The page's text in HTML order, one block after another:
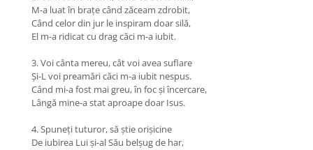
M-a luat în braţe când zăceam zdrobit,
Când celor din jur le inspiram doar silă,
El m-a ridicat cu drag căci m-a iubit.
3. Voi cânta mereu, cât voi avea suflare
Şi-L voi preamări căci m-a iubit nespus.
Când mi-a fost mai greu, în foc şi încercare,
Lângă mine-a stat aproape doar Isus.
4. Spuneţi tuturor, să ştie orişicine
De iubirea Lui şi-al Său belşug de har,